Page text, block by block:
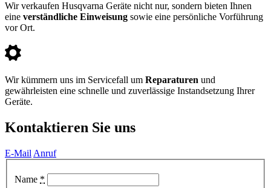
Wir verkaufen Husqvarna Geräte nicht nur, sondern bieten Ihnen
eine verständliche Einweisung sowie eine persönliche Vorführung
vor Ort.
Wir kümmern uns im Servicefall um Reparaturen und
gewährleisten eine schnelle und zuverlässige Instandsetzung Ihrer
Geräte.
Kontaktieren Sie uns
E-Mail Anruf
Name *